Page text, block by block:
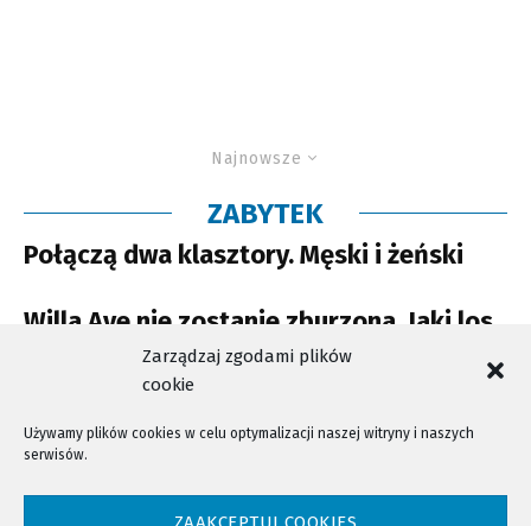
Zarządzaj zgodami plików
cookie
Używamy plików cookies w celu optymalizacji naszej witryny i naszych
serwisów.
Najnowsze
ZABYTEK
Połączą dwa klasztory. Męski i żeński
Willa Ave nie zostanie zburzona. Jaki los
NTV - Nasza Telewizja Sądecka © 2023 Wszystkie prawa zastrzeżone!